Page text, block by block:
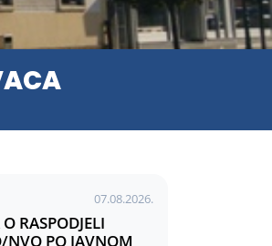
07.08.2026.
RASPODJELI
NVO PO JAVNOM